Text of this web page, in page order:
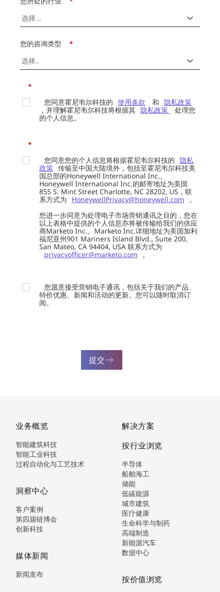
*
您的咨询类型
*
您同意霍尼韦尔科技的 使用条款 和 隐私政策
，并理解霍尼韦尔科技将根据其 隐私政策
处理您
的个人信息。
*
您同意您的个人信息将根据霍尼韦尔科技的 隐私
政策 传输至中国大陆境外，包括至霍尼韦尔科技美
国总部的Honeywell International Inc.。
Honeywell International Inc.的邮寄地址为美国
855 S. Mint Street Charlotte, NC 28202, US，联
系方式为
HoneywellPrivacy@honeywell.com
。
您进一步同意为处理电子市场营销通讯之目的，您在
以上表格中提供的个人信息亦将被传输给我们的供应
商Marketo Inc.。Marketo Inc.详细地址为美国加利
福尼亚州901 Mariners Island Blvd., Suite 200,
San Mateo, CA 94404, USA 联系方式为
privacyofficer@marketo.com
。
您愿意接受营销电子通讯，包括关于我们的产品、
特价优惠、新闻和活动的更新。您可以随时取消订
阅。
提交
业务概览
智能建筑科技
智能工业科技
过程自动化与工艺技术
洞察中心
客户案例
第四届链博会
创新科技
媒体新闻
新闻发布
解决方案
按行业浏览
半导体
船舶海工
储能
低碳能源
城市建筑
医疗健康
生命科学与制药
高端制造
新能源汽车
数据中心
按价值浏览